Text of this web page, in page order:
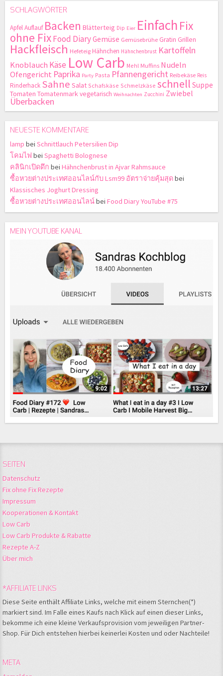
SCHLAGWÖRTER
ApfelAuflauf Backen Blätterteig Dip Eier Einfach Fix
ohne FixFood DiaryGemüse Gemüsebrühe Gratin Grillen
Hackfleisch Hefeteig Hähnchen Hähnchenbrust Kartoffeln
Knoblauch Käse Low Carb Mehl Muffins Nudeln
Ofengericht Paprika Party Pasta Pfannengericht Reibekäse Reis
Rinderhack Sahne Salat Schafskäse Schmelzkäse schnell Suppe
Tomaten Tomatenmarkvegetarisch Weihnachten Zucchini Zwiebel
Überbacken
NEUESTE KOMMENTARE
lamp bei Schnittlauch Petersilien Dip
โคมไฟ bei Spaghetti Bolognese
คลินิกเปิดดึก bei Hähnchenbrust in Ajvar Rahmsauce
ซื้อหวยต่างประเทศออนไลน์กับ Lsm99 อัตราจ่ายคุ้มสุดbei
Klassisches Joghurt Dressing
ซื้อหวยต่างประเทศออนไลน์bei Food Diary YouTube #75
MEIN YOUTUBE KANAL
SEITEN
Datenschutz
Fix ohne Fix Rezepte
Impressum
Kooperationen & Kontakt
Low Carb
Low Carb Produkte & Rabatte
Rezepte A-Z
Über mich
*AFFILIATE LINKS
Diese Seite enthält Affiliate Links, welche mit einem Sternchen(*)
markiert sind. Im Falle eines Kaufs nach Klick auf einen dieser Links,
bekomme ich eine kleine Verkaufsprovision vom jeweiligen Partner-
Shop. Für Dich entstehen hierbei keinerlei Kosten und oder Nachteile!
META